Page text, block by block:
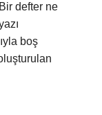
defter ne
boş